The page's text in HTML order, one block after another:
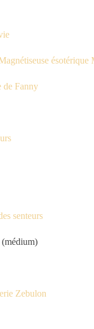
ésotérique
de Fanny
senteurs
(médium)
Zebulon